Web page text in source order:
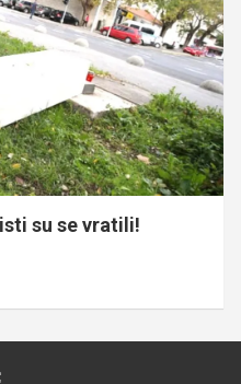
su se vratili!